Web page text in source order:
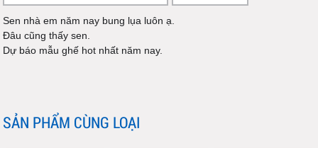
Sen nhà em năm nay bung lụa luôn ạ.
Đâu cũng thấy sen.
Dự báo mẫu ghế hot nhất năm nay.
SẢN PHẨM CÙNG LOẠI